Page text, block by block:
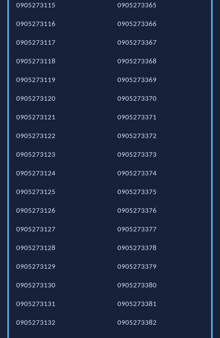
0905273115
0905273116
0905273117
0905273118
0905273119
0905273120
0905273121
0905273122
0905273123
0905273124
0905273125
0905273126
0905273127
0905273128
0905273129
0905273130
0905273131
0905273132
0905273365
0905273366
0905273367
0905273368
0905273369
0905273370
0905273371
0905273372
0905273373
0905273374
0905273375
0905273376
0905273377
0905273378
0905273379
0905273380
0905273381
0905273382